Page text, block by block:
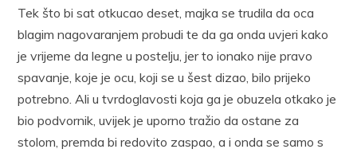
Tek što bi sat otkucao deset, majka se trudila da oca
blagim nagovaranjem probudi te da ga onda uvjeri kako
je vrijeme da legne u postelju, jer to ionako nije pravo
spavanje, koje je ocu, koji se u šest dizao, bilo prijeko
potrebno. Ali u tvrdoglavosti koja ga je obuzela otkako je
bio podvornik, uvijek je uporno tražio da ostane za
stolom, premda bi redovito zaspao, a i onda se samo s